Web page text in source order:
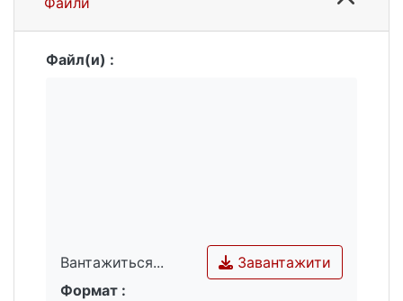
Файл(и) :
Вантажиться...
Вантажиться...
Завантажити
Формат :